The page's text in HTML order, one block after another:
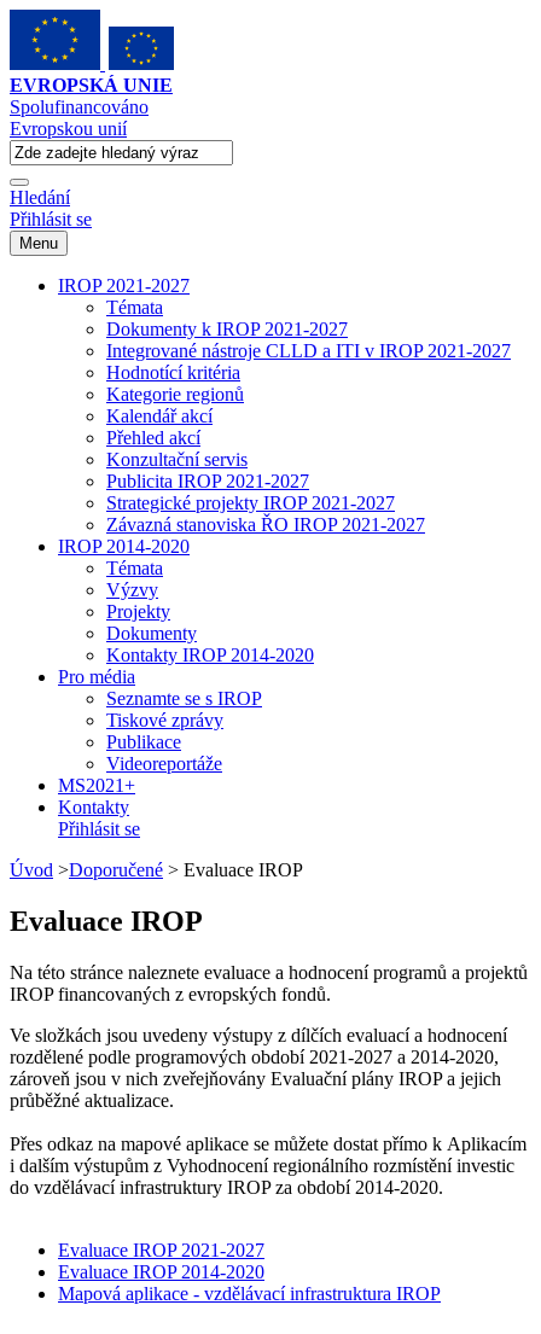
EVROPSKÁ UNIE
Spolufinancováno
Evropskou unií
Hledání
Přihlásit se
Menu
IROP 2021-2027
Témata
Dokumenty k IROP 2021-2027
Integrované nástroje CLLD a ITI v IROP 2021-2027
Hodnotící kritéria
Kategorie regionů
Kalendář akcí
Přehled akcí
Konzultační servis
Publicita IROP 2021-2027
Strategické projekty IROP 2021-2027
Závazná stanoviska ŘO IROP 2021-2027
IROP 2014-2020
Témata
Výzvy
Projekty
Dokumenty
Kontakty IROP 2014-2020
Pro média
Seznamte se s IROP
Tiskové zprávy
Publikace
Videoreportáže
MS2021+
Kontakty
Přihlásit se
Úvod >Doporučené > Evaluace IROP
Evaluace IROP
Na této stránce naleznete evaluace a hodnocení programů a projektů
IROP financovaných z evropských fondů.
Ve složkách jsou uvedeny výstupy z dílčích evaluací a hodnocení
rozdělené podle programových období 2021-2027 a 2014-2020,
zároveň jsou v nich zveřejňovány Evaluační plány IROP a jejich
průběžné aktualizace.
Přes odkaz na mapové aplikace se můžete dostat přímo k Aplikacím
i dalším výstupům z Vyhodnocení regionálního rozmístění investic
do vzdělávací infrastruktury IROP za období 2014-2020.
Evaluace IROP 2021-2027
Evaluace IROP 2014-2020
Mapová aplikace - vzdělávací infrastruktura IROP